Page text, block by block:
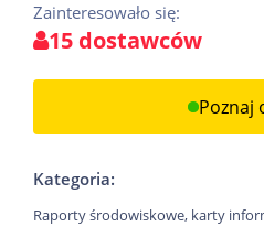
Zainteresowało się:
15 dostawców
Poznaj
Kategoria:
Raporty środowiskowe, karty